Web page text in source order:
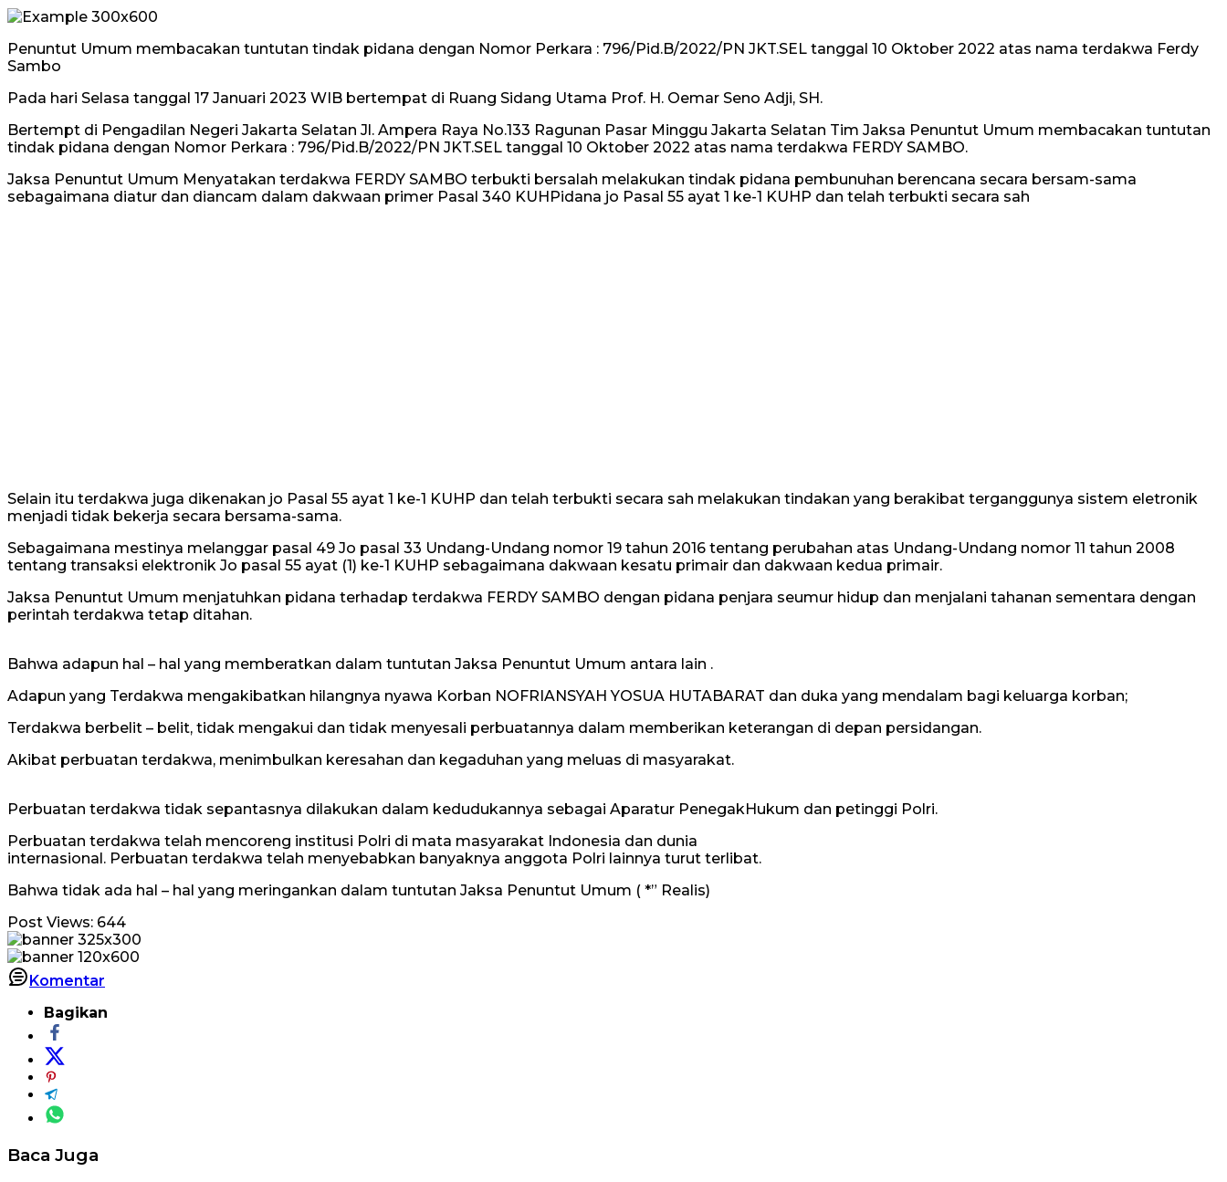
Penuntut Umum membacakan tuntutan tindak pidana dengan Nomor Perkara : 796/Pid.B/2022/PN JKT.SEL tanggal 10 Oktober 2022 atas nama terdakwa Ferdy
Sambo
Pada hari Selasa tanggal 17 Januari 2023 WIB bertempat di Ruang Sidang Utama Prof. H. Oemar Seno Adji, SH.
Bertempt di Pengadilan Negeri Jakarta Selatan Jl. Ampera Raya No.133 Ragunan Pasar Minggu Jakarta Selatan Tim Jaksa Penuntut Umum membacakan tuntutan
tindak pidana dengan Nomor Perkara : 796/Pid.B/2022/PN JKT.SEL tanggal 10 Oktober 2022 atas nama terdakwa FERDY SAMBO.
Jaksa Penuntut Umum Menyatakan terdakwa FERDY SAMBO terbukti bersalah melakukan tindak pidana pembunuhan berencana secara bersam-sama
sebagaimana diatur dan diancam dalam dakwaan primer Pasal 340 KUHPidana jo Pasal 55 ayat 1 ke-1 KUHP dan telah terbukti secara sah
Selain itu terdakwa juga dikenakan jo Pasal 55 ayat 1 ke-1 KUHP dan telah terbukti secara sah melakukan tindakan yang berakibat terganggunya sistem eletronik
menjadi tidak bekerja secara bersama-sama.
Sebagaimana mestinya melanggar pasal 49 Jo pasal 33 Undang-Undang nomor 19 tahun 2016 tentang perubahan atas Undang-Undang nomor 11 tahun 2008
tentang transaksi elektronik Jo pasal 55 ayat (1) ke-1 KUHP sebagaimana dakwaan kesatu primair dan dakwaan kedua primair.
Jaksa Penuntut Umum menjatuhkan pidana terhadap terdakwa FERDY SAMBO dengan pidana penjara seumur hidup dan menjalani tahanan sementara dengan
perintah terdakwa tetap ditahan.
Bahwa adapun hal – hal yang memberatkan dalam tuntutan Jaksa Penuntut Umum antara lain .
Adapun yang Terdakwa mengakibatkan hilangnya nyawa Korban NOFRIANSYAH YOSUA HUTABARAT dan duka yang mendalam bagi keluarga korban;
Terdakwa berbelit – belit, tidak mengakui dan tidak menyesali perbuatannya dalam memberikan keterangan di depan persidangan.
Akibat perbuatan terdakwa, menimbulkan keresahan dan kegaduhan yang meluas di masyarakat.
Perbuatan terdakwa tidak sepantasnya dilakukan dalam kedudukannya sebagai Aparatur PenegakHukum dan petinggi Polri.
Perbuatan terdakwa telah mencoreng institusi Polri di mata masyarakat Indonesia dan dunia
internasional. Perbuatan terdakwa telah menyebabkan banyaknya anggota Polri lainnya turut terlibat.
Bahwa tidak ada hal – hal yang meringankan dalam tuntutan Jaksa Penuntut Umum ( *” Realis)
Post Views: 644
Komentar
Bagikan
Baca Juga